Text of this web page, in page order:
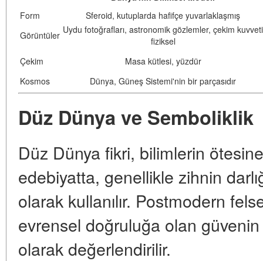
Form
Sferoid, kutuplarda hafifçe yuvarlaklaşmış
Görüntüler Uydu fotoğrafları, astronomik gözlemler, çekim kuvveti
fiziksel
Çekim
Masa kütlesi, yüzdür
Kosmos
Dünya, Güneş Sistemi'nin bir parçasıdır
Düz Dünya ve Semboliklik
Düz Dünya fikri, bilimlerin
edebiyatta, genellikle zihnin
olarak kullanılır. Postmodern
evrensel doğruluğa olan güvenin
olarak değerlendirilir.